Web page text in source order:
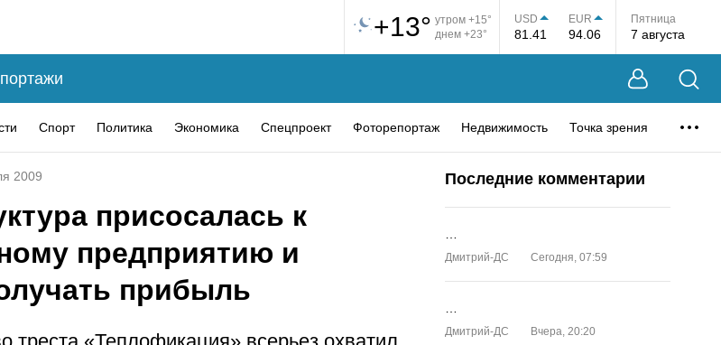
+13° утром +15°
днем +23°
USD
81.41
EUR
94.06
Пятница
7 августа
Спорт Политика Экономика Спецпроект Фоторепортаж Недвижимость Точка зрения
2009
присосалась к
предприятию и
прибыль
Последние комментарии
Дмитрий-ДС Сегодня, 07:59
Дмитрий-ДС Вчера, 20:20